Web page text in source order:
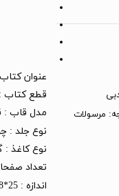
2 تا 6 روز کاری (توجه: مرسولات
عنوان
قطع کتاب :
مدل قاب :
نوع جلد :
نوع کاغذ :
تعداد
اندازه :25*28